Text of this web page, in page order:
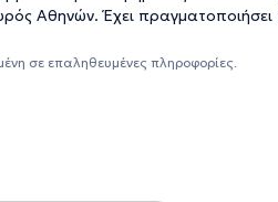
Αθηνών. Έχει
εξειδικευμένος Δερματολόγος -
σύγχρονες θεραπευτικές
αδιάλειπτα τις
σε επαληθευμένες πληροφορίες.